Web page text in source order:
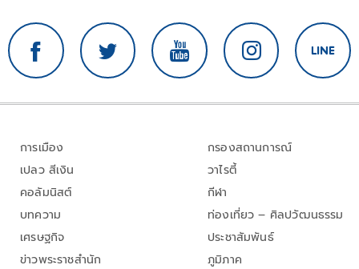
การเมือง
เปลว สีเงิน
คอลัมนิสต์
บทความ
เศรษฐกิจ
ข่าวพระราชสำนัก
กรองสถานการณ์
วาไรตี้
กีฬา
ท่องเที่ยว – ศิลปวัฒนธรรม
ประชาสัมพันธ์
ภูมิภาค